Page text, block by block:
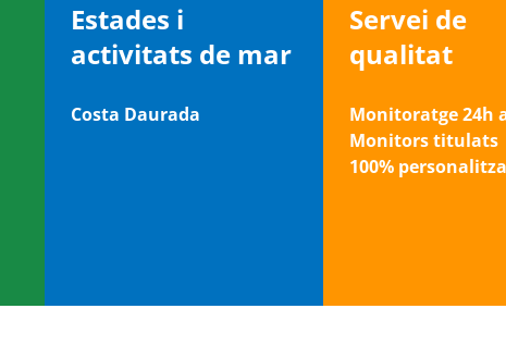
Estades i
activitats de mar
Costa Daurada
Servei de
qualitat
Monitoratge 24h
Monitors titulats
100%